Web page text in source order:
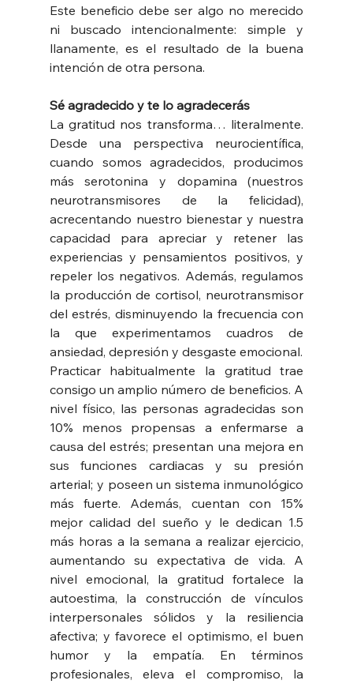
Este beneficio debe ser algo no merecido
ni buscado intencionalmente: simple y
llanamente, es el resultado de la buena
intención de otra persona.
Sé agradecido y te lo agradecerás
La gratitud nos transforma… literalmente.
Desde una perspectiva neurocientífica,
cuando somos agradecidos, producimos
más serotonina y dopamina (nuestros
neurotransmisores de la felicidad),
acrecentando nuestro bienestar y nuestra
capacidad para apreciar y retener las
experiencias y pensamientos positivos, y
repeler los negativos. Además, regulamos
la producción de cortisol, neurotransmisor
del estrés, disminuyendo la frecuencia con
la que experimentamos cuadros de
ansiedad, depresión y desgaste emocional.
Practicar habitualmente la gratitud trae
consigo un amplio número de beneficios. A
nivel físico, las personas agradecidas son
10% menos propensas a enfermarse a
causa del estrés; presentan una mejora en
sus funciones cardiacas y su presión
arterial; y poseen un sistema inmunológico
más fuerte. Además, cuentan con 15%
mejor calidad del sueño y le dedican 1.5
más horas a la semana a realizar ejercicio,
aumentando su expectativa de vida. A
nivel emocional, la gratitud fortalece la
autoestima, la construcción de vínculos
interpersonales sólidos y la resiliencia
afectiva; y favorece el optimismo, el buen
humor y la empatía. En términos
profesionales, eleva el compromiso, la